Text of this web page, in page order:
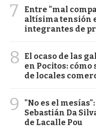
7
Entre "mal
altísima tensión
integrantes de
8
El ocaso de las
en Pocitos:
de locales
9
"No es el
Sebastián Da
de Lacalle Pou